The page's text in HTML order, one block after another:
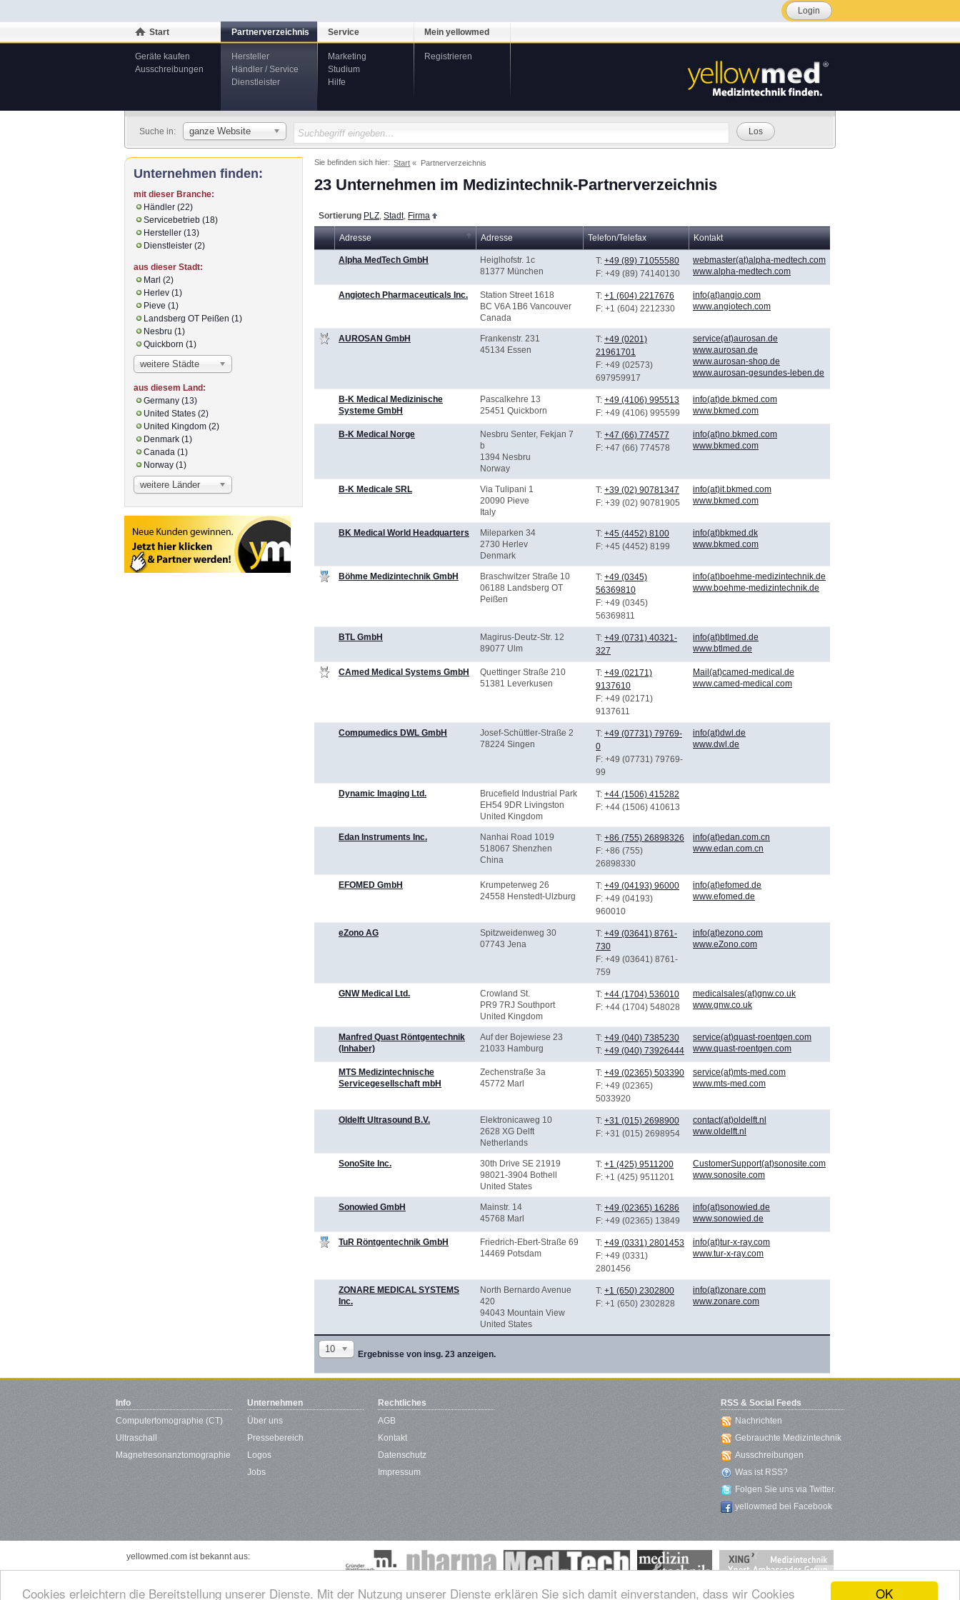
OK
Cookies erleichtern die Bereitstellung unserer Dienste. Mit der Nutzung unserer Dienste erklären Sie sich damit einverstanden, dass wir Cookies
Login
Start
Geräte kaufen
Ausschreibungen
Partnerverzeichnis
Hersteller
Händler / Service
Dienstleister
Service
Marketing
Studium
Hilfe
Mein yellowmed
Registrieren
Suche in: ganze Website Los
Sie befinden sich hier: Start Partnerverzeichnis
23 Unternehmen im Medizintechnik-Partnerverzeichnis
Sortierung PLZ Stadt, Firma
Adresse Adresse Telefon/Telefax Kontakt
10 Ergebnisse von insg. 23 anzeigen.
Alpha MedTech GmbH
Heiglhofstr. 1c
81377 München
T: +49 (89) 71055580
F: +49 (89) 74140130
webmaster(at)alpha-medtech.com
www.alpha-medtech.com
Angiotech Pharmaceuticals Inc.
Station Street 1618
BC V6A 1B6 Vancouver
Canada
T: +1 (604) 2217676
F: +1 (604) 2212330
info(at)angio.com
www.angiotech.com
AUROSAN GmbH
Frankenstr. 231
45134 Essen
T: +49 (0201)
21961701
F: +49 (02573)
697959917
service(at)aurosan.de
www.aurosan.de
www.aurosan-shop.de
www.aurosan-gesundes-leben.de
B-K Medical Medizinische
Systeme GmbH
Pascalkehre 13
25451 Quickborn
T: +49 (4106) 995513
F: +49 (4106) 995599
info(at)de.bkmed.com
www.bkmed.com
B-K Medical Norge
Nesbru Senter, Fekjan 7
b
1394 Nesbru
Norway
T: +47 (66) 774577
F: +47 (66) 774578
info(at)no.bkmed.com
www.bkmed.com
B-K Medicale SRL
Via Tulipani 1
20090 Pieve
Italy
T: +39 (02) 90781347
F: +39 (02) 90781905
info(at)it.bkmed.com
www.bkmed.com
BK Medical World Headquarters
Mileparken 34
2730 Herlev
Denmark
T: +45 (4452) 8100
F: +45 (4452) 8199
info(at)bkmed.dk
www.bkmed.com
Böhme Medizintechnik GmbH
Braschwitzer Straße 10
06188 Landsberg OT
Peißen
T: +49 (0345)
56369810
F: +49 (0345)
56369811
info(at)boehme-medizintechnik.de
www.boehme-medizintechnik.de
BTL GmbH
Magirus-Deutz-Str. 12
89077 Ulm
T: +49 (0731) 40321-
327
info(at)btlmed.de
www.btlmed.de
CAmed Medical Systems GmbH
Quettinger Straße 210
51381 Leverkusen
T: +49 (02171)
9137610
F: +49 (02171)
9137611
Mail(at)camed-medical.de
www.camed-medical.com
Compumedics DWL GmbH
Josef-Schüttler-Straße 2
78224 Singen
T: +49 (07731) 79769-
0
F: +49 (07731) 79769-
99
info(at)dwl.de
www.dwl.de
Dynamic Imaging Ltd.
Brucefield Industrial Park
EH54 9DR Livingston
United Kingdom
T: +44 (1506) 415282
F: +44 (1506) 410613
Edan Instruments Inc.
Nanhai Road 1019
518067 Shenzhen
China
T: +86 (755) 26898326
F: +86 (755)
26898330
info(at)edan.com.cn
www.edan.com.cn
EFOMED GmbH
Krumpeterweg 26
24558 Henstedt-Ulzburg
T: +49 (04193) 96000
F: +49 (04193)
960010
info(at)efomed.de
www.efomed.de
eZono AG
Spitzweidenweg 30
07743 Jena
T: +49 (03641) 8761-
730
F: +49 (03641) 8761-
759
info(at)ezono.com
www.eZono.com
GNW Medical Ltd.
Crowland St.
PR9 7RJ Southport
United Kingdom
T: +44 (1704) 536010
F: +44 (1704) 548028
medicalsales(at)gnw.co.uk
www.gnw.co.uk
Manfred Quast Röntgentechnik
(Inhaber)
Auf der Bojewiese 23
21033 Hamburg
T: +49 (040) 7385230
T: +49 (040) 73926444
service(at)quast-roentgen.com
www.quast-roentgen.com
MTS Medizintechnische
Servicegesellschaft mbH
Zechenstraße 3a
45772 Marl
T: +49 (02365) 503390
F: +49 (02365)
5033920
service(at)mts-med.com
www.mts-med.com
Oldelft Ultrasound B.V.
Elektronicaweg 10
2628 XG Delft
Netherlands
T: +31 (015) 2698900
F: +31 (015) 2698954
contact(at)oldelft.nl
www.oldelft.nl
SonoSite Inc.
30th Drive SE 21919
98021-3904 Bothell
United States
T: +1 (425) 9511200
F: +1 (425) 9511201
CustomerSupport(at)sonosite.com
www.sonosite.com
Sonowied GmbH
Mainstr. 14
45768 Marl
T: +49 (02365) 16286
F: +49 (02365) 13849
info(at)sonowied.de
www.sonowied.de
TuR Röntgentechnik GmbH
Friedrich-Ebert-Straße 69
14469 Potsdam
T: +49 (0331) 2801453
F: +49 (0331)
2801456
info(at)tur-x-ray.com
www.tur-x-ray.com
ZONARE MEDICAL SYSTEMS
Inc.
North Bernardo Avenue
420
94043 Mountain View
United States
T: +1 (650) 2302800
F: +1 (650) 2302828
info(at)zonare.com
www.zonare.com
Unternehmen finden:
mit dieser Branche:
Händler (22)
Servicebetrieb (18)
Hersteller (13)
Dienstleister (2)
aus dieser Stadt:
Marl (2)
Herlev (1)
Pieve (1)
Landsberg OT Peißen (1)
Nesbru (1)
Quickborn (1)
weitere Städte
aus diesem Land:
Germany (13)
United States (2)
United Kingdom (2)
Denmark (1)
Canada (1)
Norway (1)
weitere Länder
Info
Computertomographie (CT)
Ultraschall
Magnetresonanztomographie
Unternehmen
Über uns
Pressebereich
Logos
Jobs
Rechtliches
AGB
Kontakt
Datenschutz
Impressum
RSS & Social Feeds
Nachrichten
Gebrauchte Medizintechnik
Ausschreibungen
Was ist RSS?
Folgen Sie uns via Twitter.
yellowmed bei Facebook
yellowmed.com ist bekannt aus: